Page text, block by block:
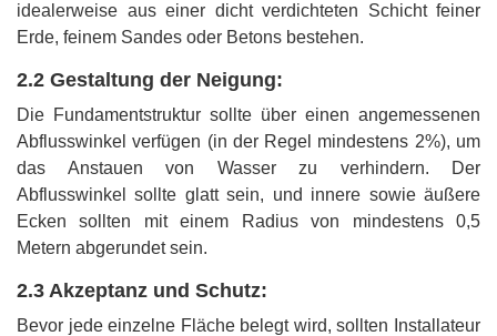
idealerweise aus einer dicht verdichteten Schicht feiner
Erde, feinem Sandes oder Betons bestehen.
2.2 Gestaltung der Neigung:
Die Fundamentstruktur sollte über einen angemessenen
Abflusswinkel verfügen (in der Regel mindestens 2%), um
das Anstauen von Wasser zu verhindern. Der
Abflusswinkel sollte glatt sein, und innere sowie äußere
Ecken sollten mit einem Radius von mindestens 0,5
Metern abgerundet sein.
2.3 Akzeptanz und Schutz:
Bevor jede einzelne Fläche belegt wird, sollten Installateur